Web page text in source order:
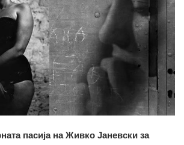
пасија на Живко Јаневски за